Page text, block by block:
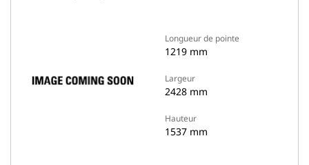
Longueur de pointe
1219 mm
Largeur
2428 mm
Hauteur
1537 mm